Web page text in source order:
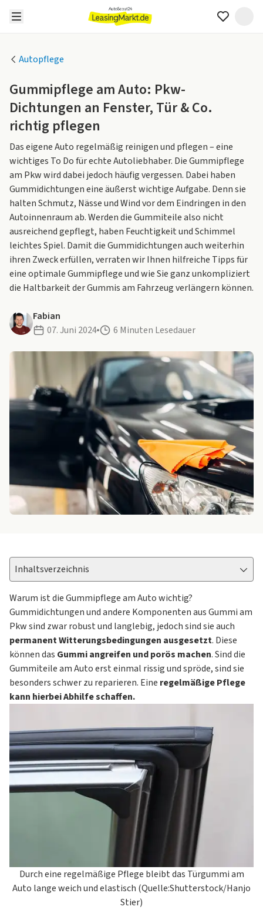
Autopflege
Gummipflege am Auto: Pkw-
Dichtungen an Fenster, Tür & Co.
richtig pflegen
Das eigene Auto regelmäßig reinigen und pflegen – eine
wichtiges To Do für echte Autoliebhaber. Die Gummipflege
am Pkw wird dabei jedoch häufig vergessen. Dabei haben
Gummidichtungen eine äußerst wichtige Aufgabe. Denn sie
halten Schmutz, Nässe und Wind vor dem Eindringen in den
Autoinnenraum ab. Werden die Gummiteile also nicht
ausreichend gepflegt, haben Feuchtigkeit und Schimmel
leichtes Spiel. Damit die Gummidichtungen auch weiterhin
ihren Zweck erfüllen, verraten wir Ihnen hilfreiche Tipps für
eine optimale Gummipflege und wie Sie ganz unkompliziert
die Haltbarkeit der Gummis am Fahrzeug verlängern können.
Fabian
07. Juni 2024
6 Minuten Lesedauer
Inhaltsverzeichnis
Warum ist die Gummipflege am Auto wichtig?
Gummidichtungen und andere Komponenten aus Gummi am
Pkw sind zwar robust und langlebig, jedoch sind sie auch
permanent Witterungsbedingungen ausgesetzt. Diese
können das Gummi angreifen und porös machen. Sind die
Gummiteile am Auto erst einmal rissig und spröde, sind sie
besonders schwer zu reparieren. Eine regelmäßige Pflege
kann hierbei Abhilfe schaffen.
Durch eine regelmäßige Pflege bleibt das Türgummi am
Auto lange weich und elastisch (Quelle:Shutterstock/Hanjo
Stier)